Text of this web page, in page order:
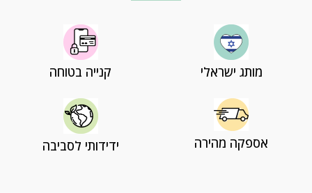
מותג ישראלי קנייה בטוחה
אספקה מהירה ידידותי לסביבה